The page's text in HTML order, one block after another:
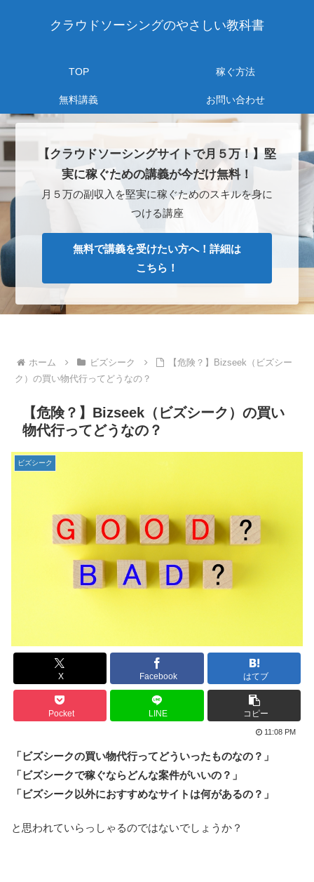
クラウドソーシングのやさしい教科書
TOP 稼ぐ方法
無料講義 お問い合わせ
【クラウドソーシングサイトで月５万！】堅
実に稼ぐための講義が今だけ無料！
月５万の副収入を堅実に稼ぐためのスキルを身に
つける講座
無料で講義を受けたい方へ！詳細は
こちら！
ホーム ビズシーク
【危険？】Bizseek（ビズシー
ク）の買い物代行ってどうなの？
【危険？】Bizseek（ビズシーク）の買い
物代行ってどうなの？
ビズシーク
X Facebook はてブ
Pocket LINE コピー
11:08 PM
「ビズシークの買い物代行ってどういったものなの？」
「ビズシークで稼ぐならどんな案件がいいの？」
「ビズシーク以外におすすめなサイトは何があるの？」
と思われていらっしゃるのではないでしょうか？